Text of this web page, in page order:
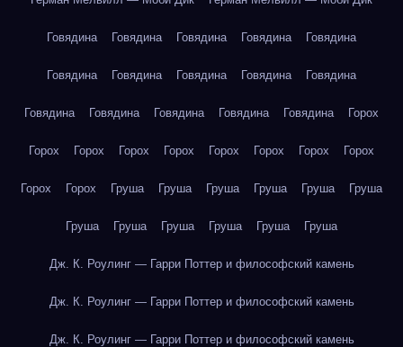
Говядина Говядина Говядина Говядина Говядина
Говядина Говядина Говядина Говядина Говядина
Говядина Говядина Говядина Говядина Говядина Горох
Горох Горох Горох Горох Горох Горох Горох Горох
Горох Горох Груша Груша Груша Груша Груша Груша
Груша Груша Груша Груша Груша Груша
Дж. К. Роулинг — Гарри Поттер и философский камень
Дж. К. Роулинг — Гарри Поттер и философский камень
Дж. К. Роулинг — Гарри Поттер и философский камень